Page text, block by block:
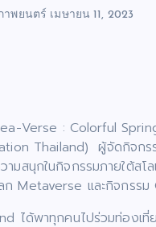
าพยนตร์ เมษายน 11, 2023
Verse : Colorful
Thailand) ผู้จัดกิจก
ามสนุกในกิจกรรมภายใต้
ก Metaverse และกิจกรร
ได้พาทุกคนไปร่วมท่องเที่